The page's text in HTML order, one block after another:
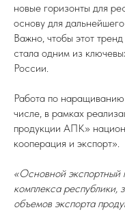
новые горизонты для
основу для
Важно, чтобы этот
стала одним из
России.
Работа по
числе, в рамках
продукции АПК»
кооперация и экспорт».
«Основной экспортный
комплекса республики,
объемов экспорта